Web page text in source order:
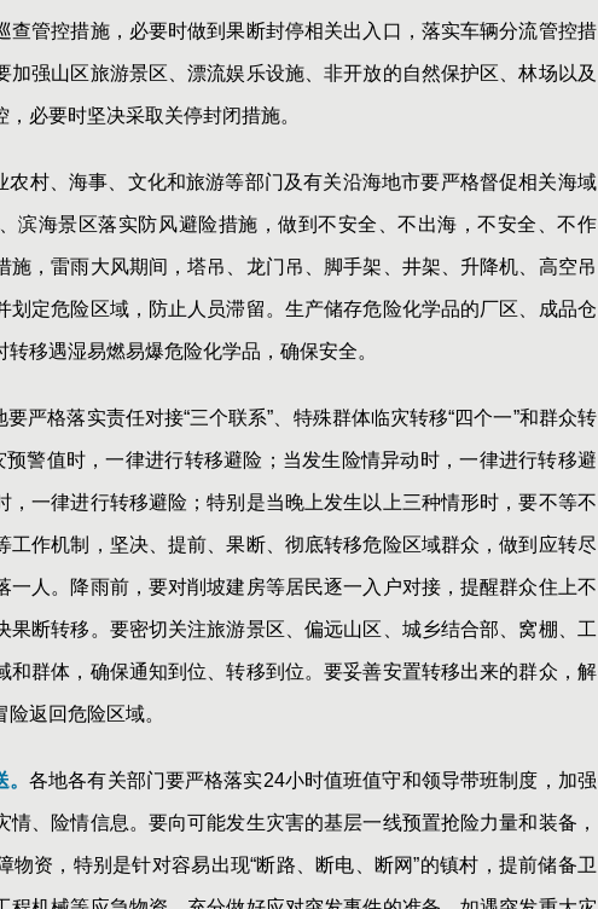
查管控措施，必要时做到果断封停相关出入口，落实车辆分流管控措
加强山区旅游景区、漂流娱乐设施、非开放的自然保护区、林场以及
必要时坚决采取关停封闭措施。
农村、海事、文化和旅游等部门及有关沿海地市要严格督促相关海域
滨海景区落实防风避险措施，做到不安全、不出海，不安全、不作
施，雷雨大风期间，塔吊、龙门吊、脚手架、井架、升降机、高空吊
划定危险区域，防止人员滞留。生产储存危险化学品的厂区、成品仓
移遇湿易燃易爆危险化学品，确保安全。
要严格落实责任对接“三个联系”、特殊群体临灾转移“四个一”和群众转
预警值时，一律进行转移避险；当发生险情异动时，一律进行转移避
，一律进行转移避险；特别是当晚上发生以上三种情形时，要不等不
工作机制，坚决、提前、果断、彻底转移危险区域群众，做到应转尽
一人。降雨前，要对削坡建房等居民逐一入户对接，提醒群众住上不
果断转移。要密切关注旅游景区、偏远山区、城乡结合部、窝棚、工
和群体，确保通知到位、转移到位。要妥善安置转移出来的群众，解
返回危险区域。
各地各有关部门要严格落实24小时值班值守和领导带班制度，加强
情、险情信息。要向可能发生灾害的基层一线预置抢险力量和装备，
物资，特别是针对容易出现“断路、断电、断网”的镇村，提前储备卫